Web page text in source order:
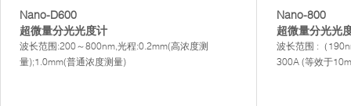
Nano-D600
超微量分光光度计
波长范围:200～800nm,光程:0.2mm(高浓度测
量);1.0mm(普通浓度测量)
Nano-800
超微量分光光
波长范围 :（
300A (等效于